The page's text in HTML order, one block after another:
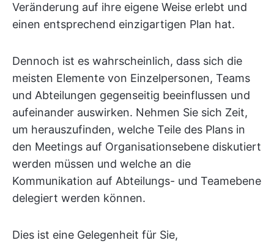
Veränderung auf ihre eigene Weise erlebt und
einen entsprechend einzigartigen Plan hat.
Dennoch ist es wahrscheinlich, dass sich die
meisten Elemente von Einzelpersonen, Teams
und Abteilungen gegenseitig beeinflussen und
aufeinander auswirken. Nehmen Sie sich Zeit,
um herauszufinden, welche Teile des Plans in
den Meetings auf Organisationsebene diskutiert
werden müssen und welche an die
Kommunikation auf Abteilungs- und Teamebene
delegiert werden können.
Dies ist eine Gelegenheit für Sie,